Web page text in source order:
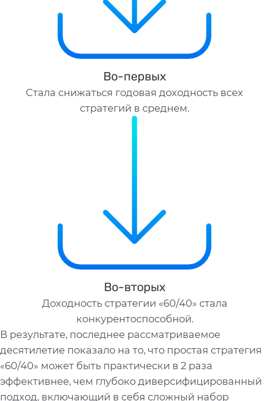
Во-первых
Cтала снижаться годовая доходность всех
стратегий в среднем.
Во-вторых
Доходность стратегии «60/40» стала
конкурентоспособной.
В результате, последнее рассматриваемое
десятилетие показало на то, что простая стратегия
«60/40» может быть практически в 2 раза
эффективнее, чем глубоко диверсифицированный
подход, включающий в себя сложный набор